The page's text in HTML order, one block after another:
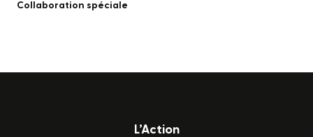
Collaboration spéciale
L’Action